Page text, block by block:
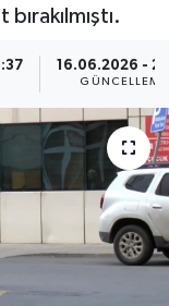
16.06.2026 -
GÜNCELLEME